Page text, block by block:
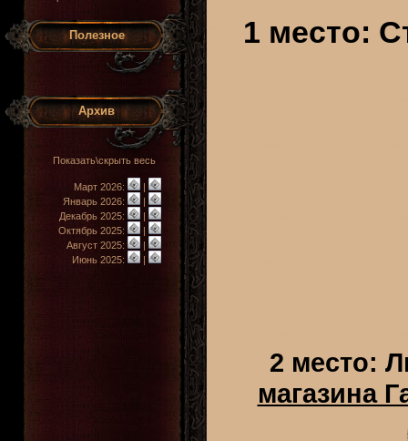
Полезное
Архив
Показать\скрыть весь
Март 2026:
|
Январь 2026:
|
Декабрь 2025:
|
Октябрь 2025:
|
Август 2025:
|
Июнь 2025:
|
1 место:
2 место:
магазина